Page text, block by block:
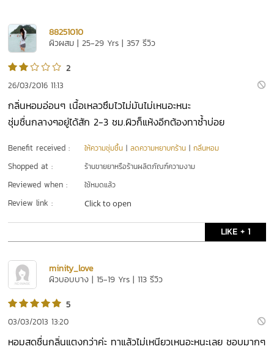
88251010
ผิวผสม | 25-29 Yrs | 357 รีวิว
2
26/03/2016 11:13
กลิ่นหอมอ่อนๆ เนื้อเหลวซึมไวไม่มันไม่เหนอะหนะ
ชุ่มชื่นกลางๆอยู่ได้สัก 2-3 ชม.ผิวก็แห้งอีกต้องทาซ้ำบ่อย
Benefit received : ให้ความชุ่มชื้น |ลดความหยาบกร้าน |กลิ่นหอม
Shopped at : ร้านขายยาหรือร้านผลิตภัณฑ์ความงาม
Reviewed when : ใช้หมดแล้ว
Review link : Click to open
LIKE + 1
minity_love
ผิวบอบบาง | 15-19 Yrs | 113 รีวิว
5
03/03/2013 13:20
หอมสดชื่นกลิ่นแตงกว่าค่ะ ทาแล้วไม่เหนียวเหนอะหนะเลย ชอบมากๆ